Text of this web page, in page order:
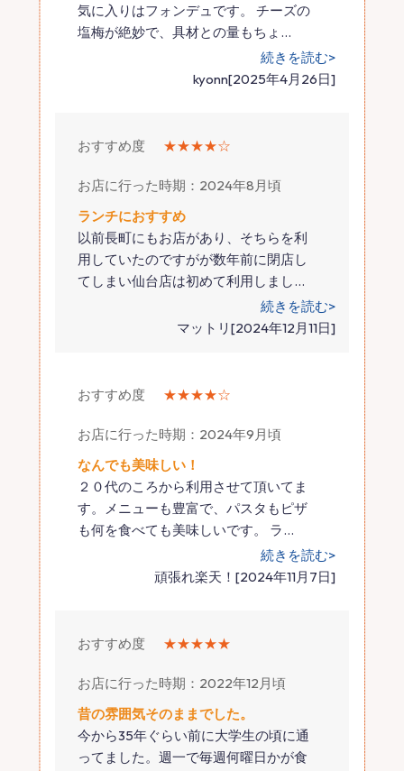
気に入りはフォンデュです。 チーズの
塩梅が絶妙で、具材との量もちょ …
続きを読む>
kyonn[2025年4月26日]
おすすめ度 ★★★★☆
お店に行った時期：2024年8月頃
ランチにおすすめ
以前長町にもお店があり、そちらを利
用していたのですがが数年前に閉店し
てしまい仙台店は初めて利用しまし…
続きを読む>
マットリ[2024年12月11日]
おすすめ度 ★★★★☆
お店に行った時期：2024年9月頃
なんでも美味しい！
２０代のころから利用させて頂いてま
す。メニューも豊富で、パスタもピザ
も何を食べても美味しいです。 ラ…
続きを読む>
頑張れ楽天！[2024年11月7日]
おすすめ度 ★★★★★
お店に行った時期：2022年12月頃
昔の雰囲気そのままでした。
今から35年ぐらい前に大学生の頃に通
ってました。週一で毎週何曜日かが食